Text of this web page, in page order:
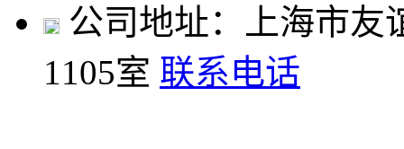
公司地址：上海市友
1105室 联系电话